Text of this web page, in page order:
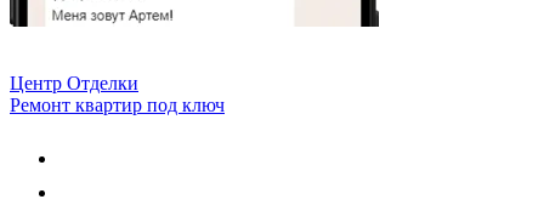
Центр Отделки
Ремонт квартир под ключ